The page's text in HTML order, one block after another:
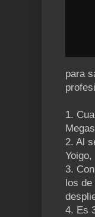
para
1.
2. Al
3.
los de
4. Es